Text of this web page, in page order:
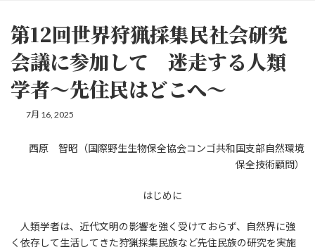
第12回世界狩猟採集民社会研究
会議に参加して 迷走する人類
学者～先住民はどこへ～
7月 16, 2025
西原 智昭（国際野生生物保全協会コンゴ共和国支部自然環境
保全技術顧問）
はじめに
人類学者は、近代文明の影響を強く受けておらず、自然界に強
く依存して生活してきた狩猟採集民族など先住民族の研究を実施